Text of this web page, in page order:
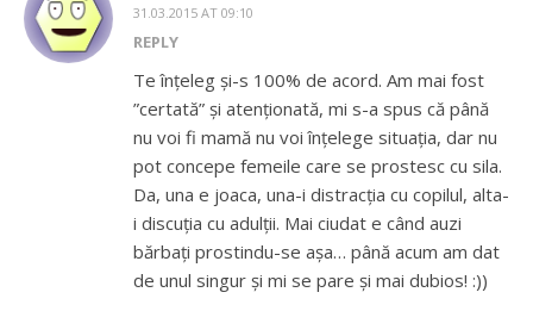
31.03.2015 AT 09:10
REPLY
Te înțeleg și-s 100% de acord. Am mai fost
”certată” și atenționată, mi s-a spus că până
nu voi fi mamă nu voi înțelege situația, dar nu
pot concepe femeile care se prostesc cu sila.
Da, una e joaca, una-i distracția cu copilul, alta-
i discuția cu adulții. Mai ciudat e când auzi
bărbați prostindu-se așa… până acum am dat
de unul singur și mi se pare și mai dubios! :))